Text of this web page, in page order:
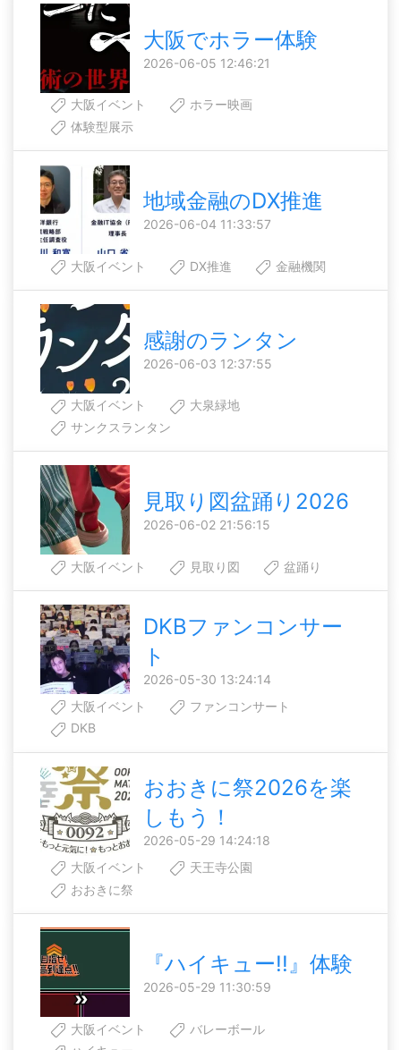
大阪でホラー体験
2026-06-05 12:46:21
大阪イベント
ホラー映画
体験型展示
地域金融のDX推進
2026-06-04 11:33:57
大阪イベント DX推進 金融機関
感謝のランタン
2026-06-03 12:37:55
大阪イベント
大泉緑地
サンクスランタン
見取り図盆踊り2026
2026-06-02 21:56:15
大阪イベント 見取り図 盆踊り
DKBファンコンサー
ト
2026-05-30 13:24:14
大阪イベント
ファンコンサート
DKB
おおきに祭2026を楽
しもう！
2026-05-29 14:24:18
大阪イベント
天王寺公園
おおきに祭
『ハイキュー!!』体験
2026-05-29 11:30:59
大阪イベント
バレーボール